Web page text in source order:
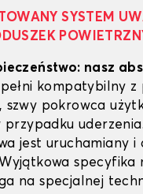
SYSTEM
nasz
kompatybilny z
szwy pokrowca
przypadku
jest uruchamiany i
specyfika
na specjalnej